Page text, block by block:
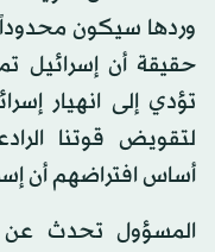
وردها سيكون
حقيقة أن إسرائيل
تؤدي إلى انهيار
لتقويض قوتنا
أساس افتراضهم أن
المسؤول تحدث عن